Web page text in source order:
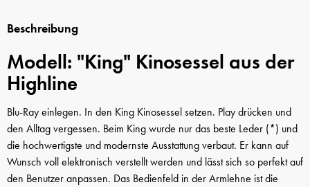
Beschreibung
Modell: "King" Kinosessel aus der
Highline
Blu-Ray einlegen. In den King Kinosessel setzen. Play drücken und
den Alltag vergessen. Beim King wurde nur das beste Leder (*) und
die hochwertigste und modernste Ausstattung verbaut. Er kann auf
Wunsch voll elektronisch verstellt werden und lässt sich so perfekt auf
den Benutzer anpassen. Das Bedienfeld in der Armlehne ist die